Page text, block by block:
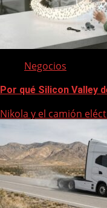
Negocios
Por qué Silicon Valley
Nikola y el camión